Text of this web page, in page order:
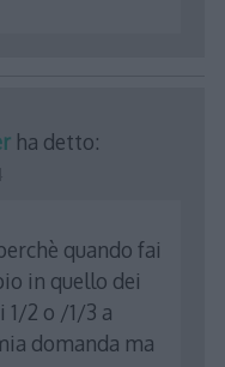
ha detto:
quando fai
in quello dei
2 o /1/3 a
domanda ma